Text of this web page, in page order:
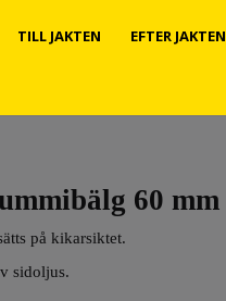
60 mm
på kikarsiktet.
sidoljus.
TILL JAKTEN EFTER JAKTEN